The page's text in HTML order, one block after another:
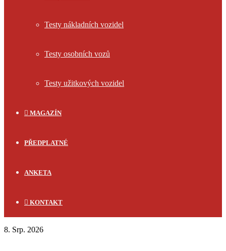
Testy nákladních vozidel
Testy osobních vozů
Testy užitkových vozidel
MAGAZÍN
PŘEDPLATNÉ
ANKETA
KONTAKT
8. Srp. 2026